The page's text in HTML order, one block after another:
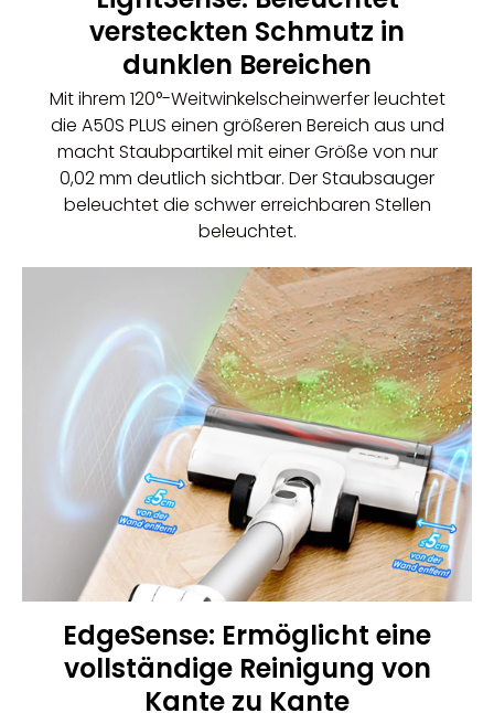
versteckten Schmutz in
dunklen Bereichen
Mit ihrem 120°-Weitwinkelscheinwerfer leuchtet
die A50S PLUS einen größeren Bereich aus und
macht Staubpartikel mit einer Größe von nur
0,02 mm deutlich sichtbar. DerStaubsauger
beleuchtet die schwer erreichbaren Stellen
beleuchtet.
EdgeSense: Ermöglicht eine
vollständige Reinigung von
Kante zu Kante